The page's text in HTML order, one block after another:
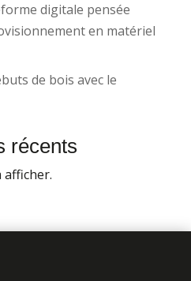
digitale pensée
en matériel
de bois avec le
récents
afficher.